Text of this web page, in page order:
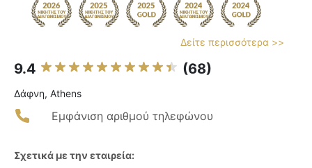
Δείτε περισσότερα >>
9.4 (68)
Δάφνη, Athens
Εμφάνιση αριθμού τηλεφώνου
Σχετικά με την εταιρεία: